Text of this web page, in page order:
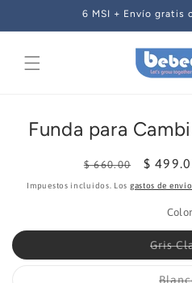
directamente
al contenido
6 MSI + Envío gratis
directamente
a la
del producto
Funda para
Precio
habitual
$ 660.00
Precio
de
$
Impuestos incluidos. Los gastos de envío
Color
Gris